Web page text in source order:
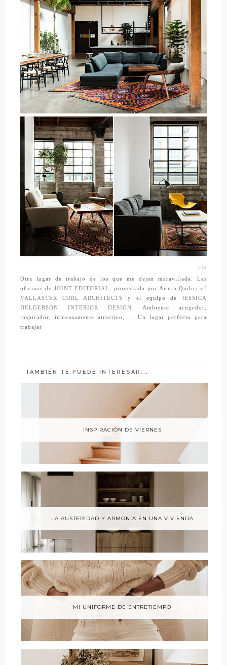
vía
Otra lugar de trabajo de los que me dejan maravillada. Las
oficinas de JOINT EDITORIAL,
proyectada por Armin Quilici of
VALLASTER CORL ARCHITECTS
y el equipo deJESSICA
HELGERSON INTERIOR DESIGN
Ambiente acogedor,
inspirador, inmensamente atractivo, … Un lugar perfecto para
trabajar
TAMBIÉN TE PUEDE INTERESAR...
INSPIRACIÓN DE VIERNES
LA AUSTERIDAD Y ARMONÍA EN UNA VIVIENDA
MI UNIFORME DE ENTRETIEMPO